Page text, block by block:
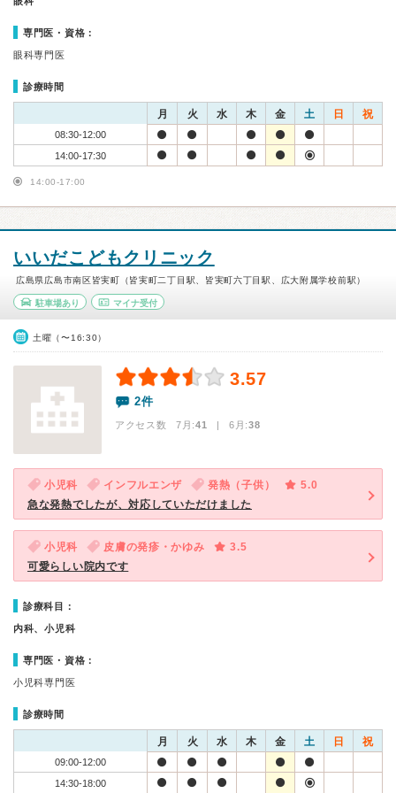
専門医・資格：
眼科専門医
診療時間
月 火 水 木 金 土 日 祝
08:30-12:00
14:00-17:30
14:00-17:00
いいだこどもクリニック
広島県広島市南区皆実町（皆実町二丁目駅、皆実町六丁目駅、広大附属学校前駅）
駐車場あり マイナ受付
土曜（〜16:30）
3.57
2件
アクセス数 7月:41 | 6月:38
小児科 インフルエンザ 発熱（子供）
5.0
急な発熱でしたが、対応していただけました
小児科 皮膚の発疹・かゆみ
3.5
可愛らしい院内です
診療科目：
内科、小児科
専門医・資格：
小児科専門医
診療時間
月 火 水 木 金 土 日 祝
09:00-12:00
14:30-18:00